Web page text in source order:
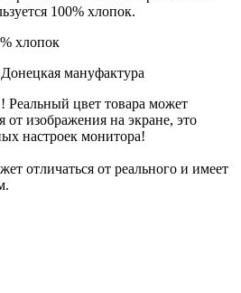
100% хлопок.
хлопок
мануфактура
цвет товара может
от изображения на экране, это
настроек монитора!
отличаться от реального и имеет